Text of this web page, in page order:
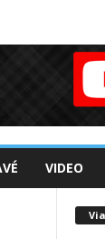
VIDEO